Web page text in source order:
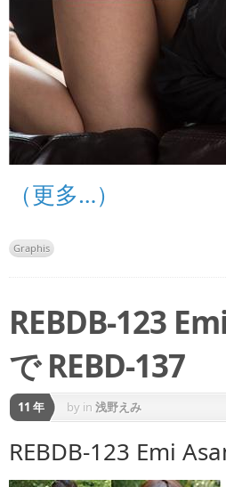
（更多…）
Graphis
REBDB-123
で REBD-137
11 年 by in 浅野えみ
REBDB-123 Emi